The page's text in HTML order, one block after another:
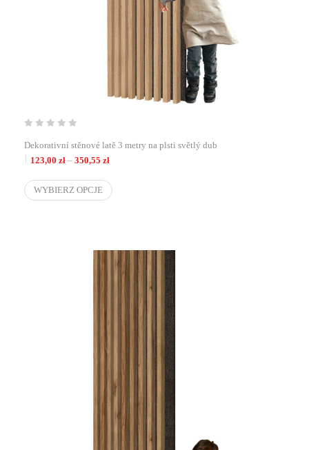
Dekorativní stěnové latě 3 metry na plsti světlý dub
123,00 zł – 350,55 złZakres cen: od 123,00 zł do 350,55 zł
WYBIERZ OPCJE